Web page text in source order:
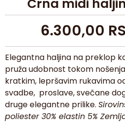
00:05
Crna midi
6.300,00
Elegantna haljina na preklop
pruža udobnost tokom
kratkim, lepršavim rukavima
svadbe, proslave, svečane
druge elegantne prilike.
poliester 30% elastin 5%